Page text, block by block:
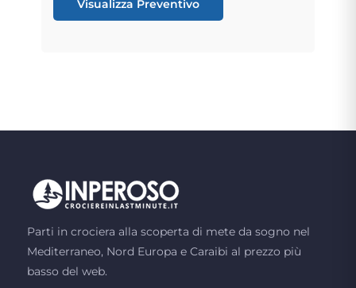
Visualizza Preventivo
Parti in crociera alla scoperta di mete da sogno nel
Mediterraneo, Nord Europa e Caraibi al prezzo più
basso del web.